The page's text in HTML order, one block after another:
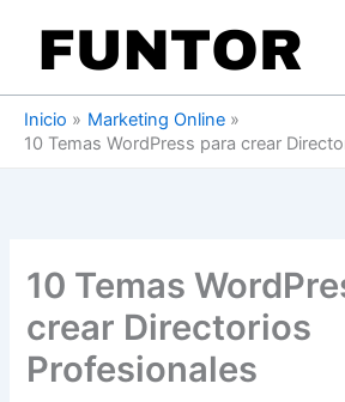
contenido
Inicio
Marketing Online
10 Temas WordPress para crear
10 Temas
crear Directorios
Profesionales